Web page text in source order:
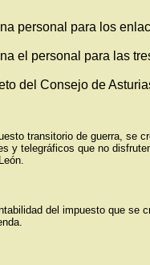
personal para los
el personal para las
del Consejo de
transitorio de guerra, se
y telegráficos que no
del impuesto que se